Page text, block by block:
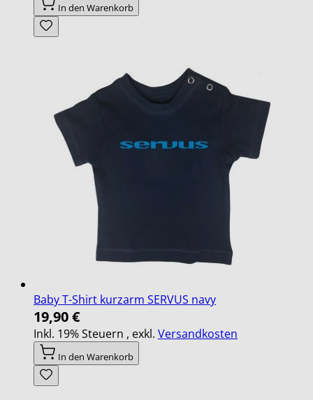
In den Warenkorb
Baby T-Shirt kurzarm SERVUS navy
19,90 €
Inkl. 19% Steuern , exkl. Versandkosten
In den Warenkorb